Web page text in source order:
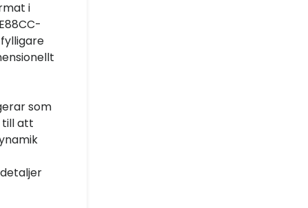
i
som
till att